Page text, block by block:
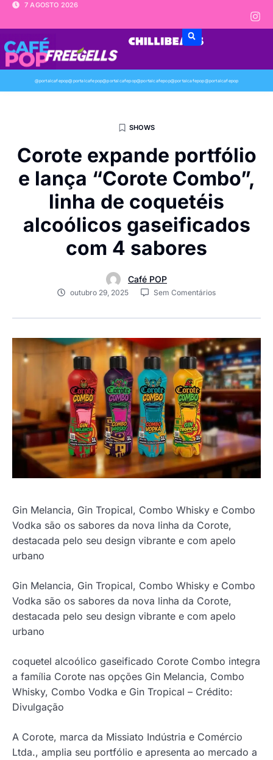
7 AGOSTO 2026
@portalcafepop@portalcafepop@portalcafepop@portalcafepop@portalcafepop@portalcafepop
SHOWS
Corote expande portfólio
e lança “Corote Combo”,
linha de coquetéis
alcoólicos gaseificados
com 4 sabores
Café POP
outubro 29, 2025 Sem Comentários
Gin Melancia, Gin Tropical, Combo Whisky e Combo
Vodka são os sabores da nova linha da Corote,
destacada pelo seu design vibrante e com apelo
urbano
Gin Melancia, Gin Tropical, Combo Whisky e Combo
Vodka são os sabores da nova linha da Corote,
destacada pelo seu design vibrante e com apelo
urbano
coquetel alcoólico gaseificado Corote Combo integra
a família Corote nas opções Gin Melancia, Combo
Whisky, Combo Vodka e Gin Tropical – Crédito:
Divulgação
A Corote, marca da Missiato Indústria e Comércio
Ltda., amplia seu portfólio e apresenta ao mercado a